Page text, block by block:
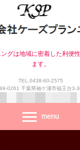
グは地域に密着した利便
ます。
TEL.0438-60-2575
0261 千葉県袖ケ浦市福王台3-